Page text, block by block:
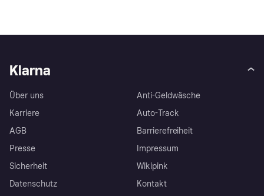
Klarna
Über uns
Karriere
AGB
Presse
Sicherheit
Datenschutz
Anti-Geldwäsche
Auto-Track
Barrierefreiheit
Impressum
Wikipink
Kontakt